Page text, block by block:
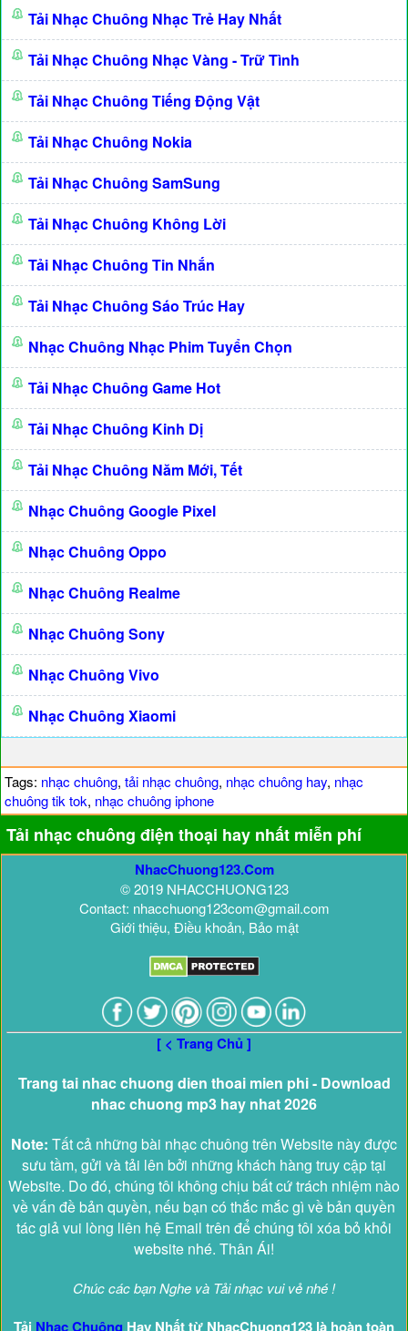
Tải Nhạc Chuông Nhạc Trẻ Hay Nhất
Tải Nhạc Chuông Nhạc Vàng - Trữ Tình
Tải Nhạc Chuông Tiếng Động Vật
Tải Nhạc Chuông Nokia
Tải Nhạc Chuông SamSung
Tải Nhạc Chuông Không Lời
Tải Nhạc Chuông Tin Nhắn
Tải Nhạc Chuông Sáo Trúc Hay
Nhạc Chuông Nhạc Phim Tuyển Chọn
Tải Nhạc Chuông Game Hot
Tải Nhạc Chuông Kinh Dị
Tải Nhạc Chuông Năm Mới, Tết
Nhạc Chuông Google Pixel
Nhạc Chuông Oppo
Nhạc Chuông Realme
Nhạc Chuông Sony
Nhạc Chuông Vivo
Nhạc Chuông Xiaomi
Tags: nhạc chuông, tải nhạc chuông, nhạc chuông hay, nhạc
chuông tik tok, nhạc chuông iphone
Tải nhạc chuông điện thoại hay nhất miễn phí
NhacChuong123.Com
© 2019 NHACCHUONG123
Contact: nhacchuong123com@gmail.com
Giới thiệu, Điều khoản, Bảo mật
[ < Trang Chủ ]
Trang tai nhac chuong dien thoai mien phi - Download
nhac chuong mp3 hay nhat 2026
Note: Tất cả những bài nhạc chuông trên Website này được
sưu tầm, gửi và tải lên bởi những khách hàng truy cập tại
Website. Do đó, chúng tôi không chịu bất cứ trách nhiệm nào
về vấn đề bản quyền, nếu bạn có thắc mắc gì về bản quyền
tác giả vui lòng liên hệ Email trên để chúng tôi xóa bỏ khỏi
website nhé. Thân Ái!
Chúc các bạn Nghe và Tải nhạc vui vẻ nhé !
Tải Nhạc Chuông Hay Nhất từ NhacChuong123 là hoàn toàn